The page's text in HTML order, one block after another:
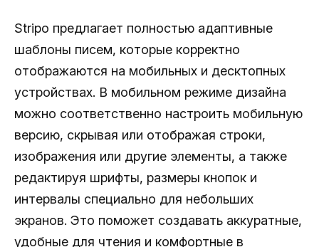
Stripo предлагает полностью адаптивные
шаблоны писем, которые корректно
отображаются на мобильных и десктопных
устройствах. В мобильном режиме дизайна
можно соответственно настроить мобильную
версию, скрывая или отображая строки,
изображения или другие элементы, а также
редактируя шрифты, размеры кнопок и
интервалы специально для небольших
экранов. Это поможет создавать аккуратные,
удобные для чтения и комфортные в